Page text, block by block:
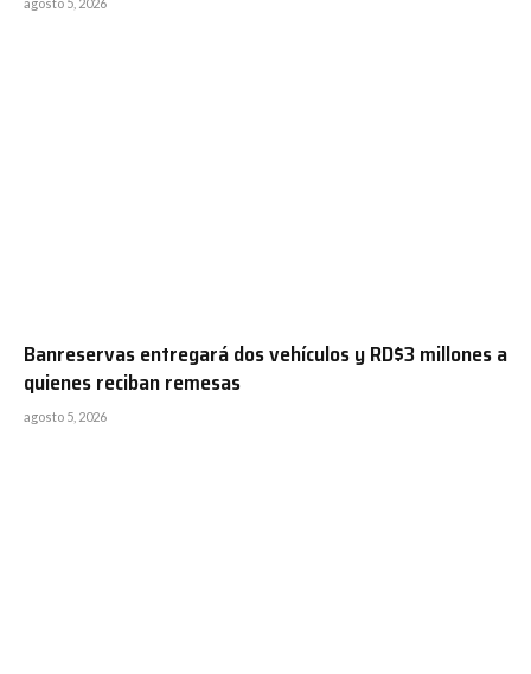
agosto 5, 2026
Banreservas entregará dos vehículos y RD$3 millones a
quienes reciban remesas
agosto 5, 2026